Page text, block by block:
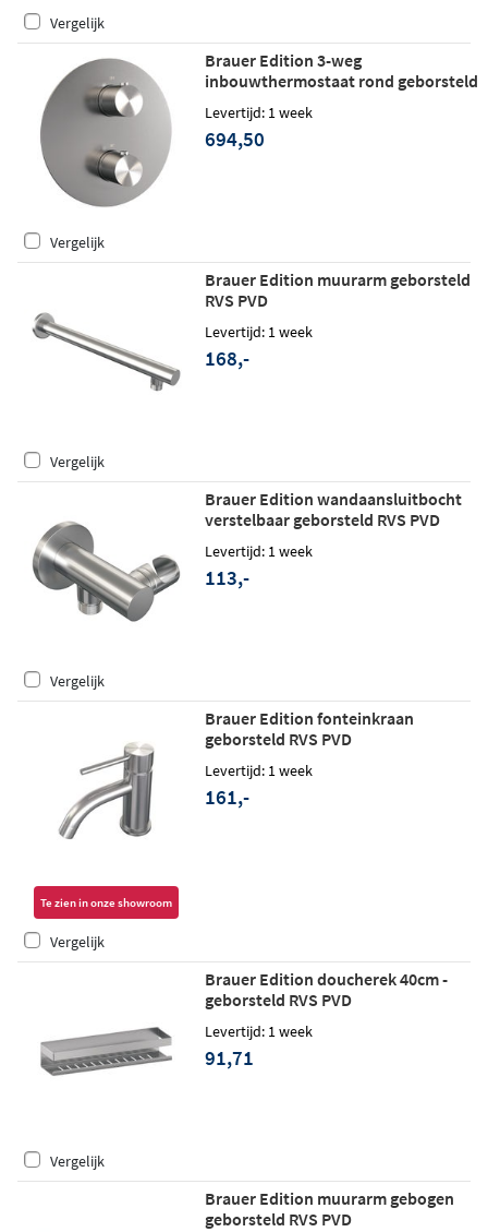
Vergelijk
Brauer Edition 3-weg
inbouwthermostaat rond geborsteld
RVS PVD
Levertijd: 1 week
694,50
Vergelijk
Brauer Edition muurarm geborsteld
RVS PVD
Levertijd: 1 week
168,-
Vergelijk
Brauer Edition wandaansluitbocht
verstelbaar geborsteld RVS PVD
Levertijd: 1 week
113,-
Vergelijk
Te zien in onze showroom
Brauer Edition fonteinkraan
geborsteld RVS PVD
Levertijd: 1 week
161,-
Vergelijk
Brauer Edition doucherek 40cm -
geborsteld RVS PVD
Levertijd: 1 week
91,71
Vergelijk
Brauer Edition muurarm gebogen
geborsteld RVS PVD